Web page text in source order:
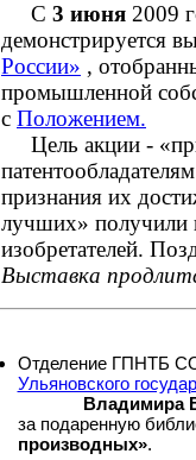
С 3 июня 2009
демонстрируется
России» ,
промышленной
с Положением.
Цель акции -
признания их
лучших» получили
изобретателей.
Выставка
Отделение ГПНТБ
Ульяновского
Владимира
за подаренную
производных».